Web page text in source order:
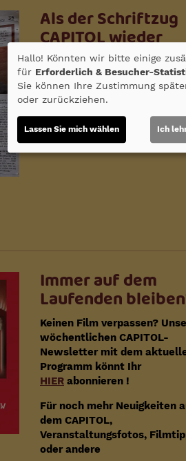
Als der Schriftzug
CAPITOL wieder
auftauchte
Aus der MAZ Sonderausgabe
2./3.Mai 2026
HIER NACHLESEN
Immer auf dem
Laufenden
Keinen Film verpassen?
wöchentlichen CAPITOL-
Newsletter mit dem
Programm könnt Ihr
HIER abonnieren !
Für noch mehr Neuigkeiten
dem CAPITOL,
Veranstaltungsfotos,
oder andere
Hallo! Könnten wir bitte einige
für Erforderlich & Besucher-
Sie können Ihre Zustimmung
oder zurückziehen.
Lassen Sie mich wählen Ich